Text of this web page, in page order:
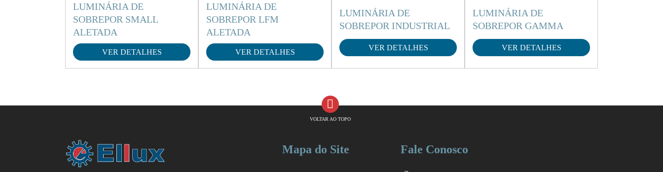
LUMINÁRIA DE
SOBREPOR SMALL
ALETADA
VER DETALHES
LUMINÁRIA DE
SOBREPOR LFM
ALETADA
VER DETALHES
LUMINÁRIA DE
SOBREPOR INDUSTRIAL
VER DETALHES
LUMINÁRIA DE
SOBREPOR GAMMA
VER DETALHES
VOLTAR AO TOPO
Mapa do Site Fale Conosco